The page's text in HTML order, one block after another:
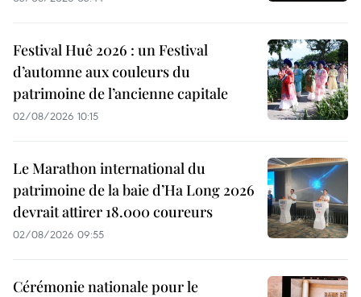
Festival Huê 2026 : un Festival
d’automne aux couleurs du
patrimoine de l’ancienne capitale
02/08/2026 10:15
Le Marathon international du
patrimoine de la baie d’Ha Long 2026
devrait attirer 18.000 coureurs
02/08/2026 09:55
Cérémonie nationale pour le